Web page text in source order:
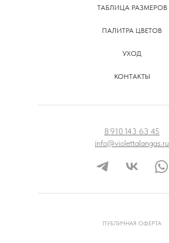
ТАБЛИЦА РАЗМЕРОВ
ПАЛИТРА ЦВЕТОВ
УХОД
КОНТАКТЫ
8 910 143 63 45
info@violettalangas.ru
ПУБЛИЧНАЯ ОФЕРТА